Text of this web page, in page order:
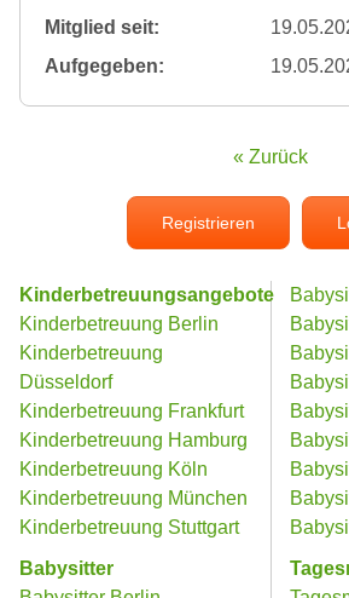
Mitglied seit:
Aufgegeben:
« Zurück
Registrieren
Kinderbetreuungsangebote
Kinderbetreuung Berlin
Kinderbetreuung
Düsseldorf
Kinderbetreuung Frankfurt
Kinderbetreuung Hamburg
Kinderbetreuung Köln
Kinderbetreuung München
Kinderbetreuung Stuttgart
Babysitter